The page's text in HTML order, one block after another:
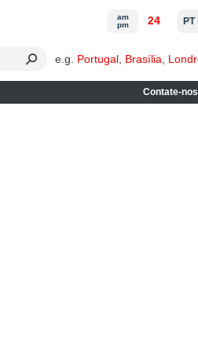
e.g. Portugal Brasília
Contate-
am
pm
24 PT